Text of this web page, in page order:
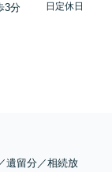
3分
日定休日
遺留分／相続放